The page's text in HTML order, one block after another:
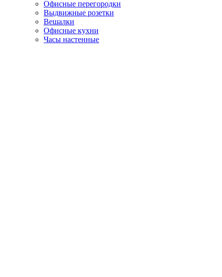
Офисные перегородки
Выдвижные розетки
Вешалки
Офисные кухни
Часы настенные